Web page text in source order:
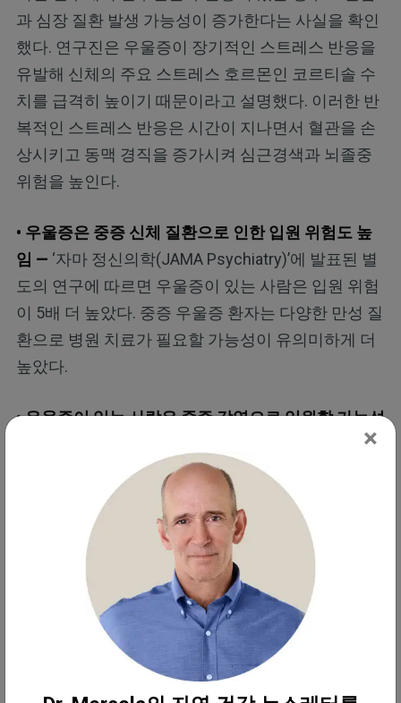
과 심장 질환 발생 가능성이 증가한다는 사실을 확인
했다. 연구진은 우울증이 장기적인 스트레스 반응을
유발해 신체의 주요 스트레스 호르몬인 코르티솔 수
치를 급격히 높이기 때문이라고 설명했다. 이러한 반
복적인 스트레스 반응은 시간이 지나면서 혈관을 손
상시키고 동맥 경직을 증가시켜 심근경색과 뇌졸중
위험을 높인다.
• 우울증은 중증 신체 질환으로 인한 입원 위험도 높
임 — ‘자마 정신의학(JAMA Psychiatry)’에 발표된 별
도의 연구에 따르면 우울증이 있는 사람은 입원 위험
이 5배 더 높았다. 중증 우울증 환자는 다양한 만성 질
환으로 병원 치료가 필요할 가능성이 유의미하게 더
높았다.
• 우울증이 있는 사람은 중증 감염으로 입원할 가능성
면역 체계는 정신 건강의 직접
적인 영향을 받고, 우울증으로 인한 만성 스트레스는
유해한 세균에 맞서는 신체의 방어 능력을 약화시킨
다. 이로 인해 폐렴이나 패혈증과 같이 집중 치료가
필요한 생명을 위협하는 감염이 발생할 가능성이 높
만성 질환과 우울증의 악순환에서 벗어나기
만성 질환을 앓고 있다면, 슬픔과 피로감, 그리고 중요
했던 일들에 대한 흥미 상실을 경험했을 가능성이 크
×